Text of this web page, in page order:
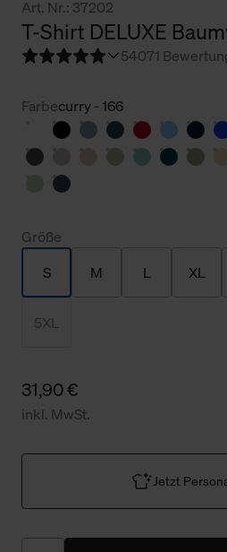
Art. Nr.: 37202
T-Shirt DELUXE
54071
Farbecurry - 166
Größe
S M L XL
5XL
31,90 €
inkl. MwSt.
Jetzt